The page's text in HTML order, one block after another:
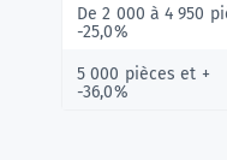
De 2 000 à 4 950
-25,0%
5 000 pièces et +
-36,0%